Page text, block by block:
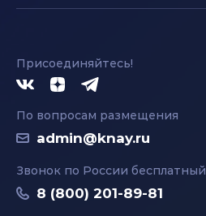
Присоединяйтесь!
По вопросам размещения
admin@knay.ru
Звонок по России бесплатный
8 (800) 201-89-81